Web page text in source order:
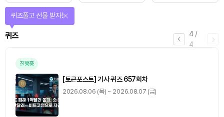
1/
미션
매일 미션을 완료하고 보상을 획득!
기사 스탬프